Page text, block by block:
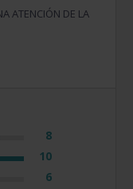
ATENCIÓN DE LA
8
10
6